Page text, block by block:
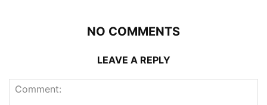
NO COMMENTS
LEAVE A REPLY